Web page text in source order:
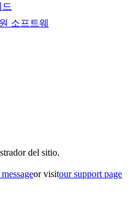
소프트웨
del sitio.
or visitour support page